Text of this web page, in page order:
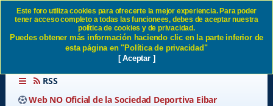
Identificarse SD Eibar
RSS
Web NO Oficial de la Sociedad Deportiva Eibar
Este foro utiliza cookies para ofrecerte la mejor experiencia. Para poder
tener acceso completo a todas las funcionees, debes de aceptar nuestra
política de cookies y de privacidad.
Puedes obtener más información haciendo clic en la parte inferior de
esta página en "Política de privacidad"
[ Aceptar ]